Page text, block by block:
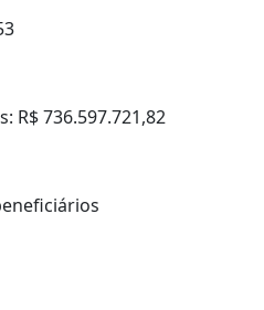
R$ 736.597.721,82